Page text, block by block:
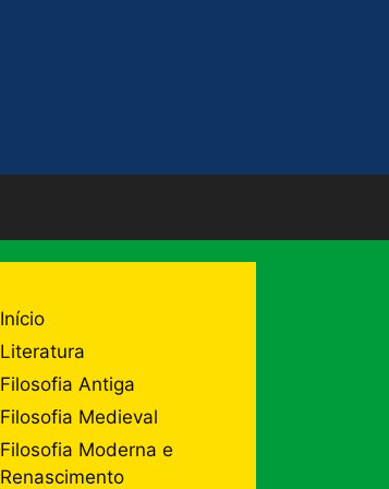
Início
Literatura
Filosofia Antiga
Filosofia Medieval
Filosofia Moderna e
Renascimento